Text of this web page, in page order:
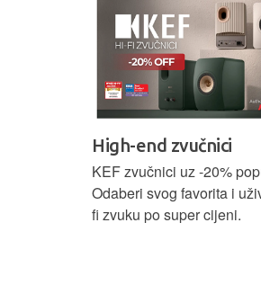
High-end zvučnici
KEF zvučnici uz -20%
Odaberi svog favorita i
fi zvuku po super cijeni.